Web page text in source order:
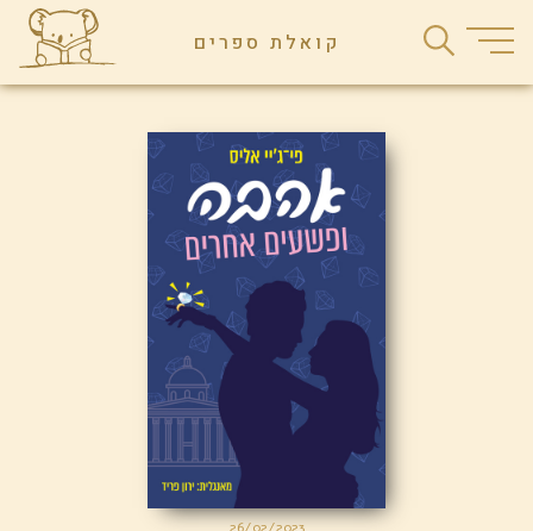
קואלת ספרים